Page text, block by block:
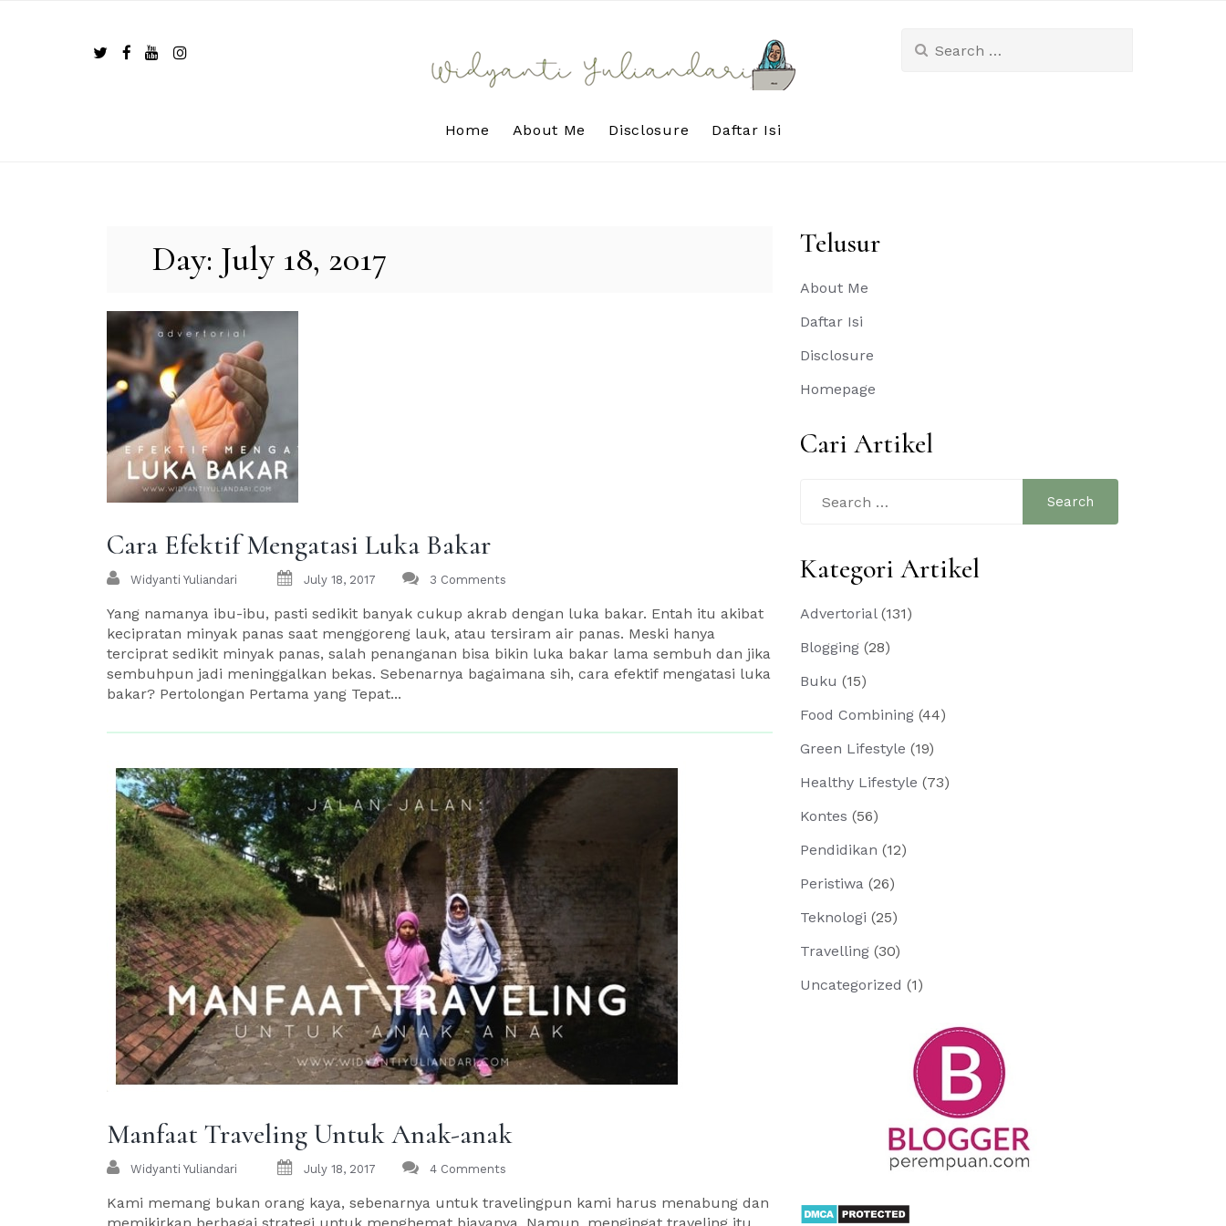
for:
Home About Me Disclosure Daftar Isi
Day: July 18, 2017
Cara Efektif Mengatasi Luka Bakar
Widyanti Yuliandari July 18, 2017 3 Comments
Yang namanya ibu-ibu, pasti sedikit banyak cukup akrab dengan luka bakar. Entah itu akibat
kecipratan minyak panas saat menggoreng lauk, atau tersiram air panas. Meski hanya
terciprat sedikit minyak panas, salah penanganan bisa bikin luka bakar lama sembuh dan jika
sembuhpun jadi meninggalkan bekas. Sebenarnya bagaimana sih, cara efektif mengatasi luka
bakar? Pertolongan Pertama yang Tepat...
Manfaat Traveling Untuk Anak-anak
Widyanti Yuliandari July 18, 2017 4 Comments
Kami memang bukan orang kaya, sebenarnya untuk travelingpun kami harus menabung dan
Telusur
About Me
Daftar Isi
Disclosure
Homepage
Cari Artikel
for:
Kategori Artikel
Advertorial(131)
Blogging (28)
Buku (15)
Food Combining (44)
Green Lifestyle (19)
Healthy Lifestyle (73)
Kontes (56)
Pendidikan (12)
Peristiwa (26)
Teknologi (25)
Travelling (30)
Uncategorized (1)